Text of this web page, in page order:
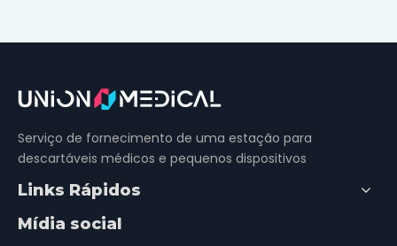
Serviço de fornecimento de uma estação para
descartáveis ​​médicos e pequenos dispositivos
Links Rápidos
Mídia social